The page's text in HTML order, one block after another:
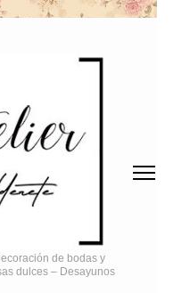
de bodas y
dulces – Desayunos